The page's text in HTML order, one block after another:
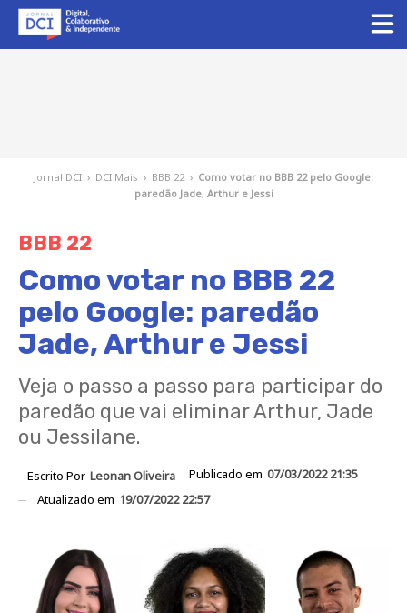
Jornal DCI › DCI Mais › BBB 22 › Como votar no BBB 22 pelo Google:
paredão Jade, Arthur e Jessi
BBB 22
Como votar no BBB 22
pelo Google: paredão
Jade, Arthur e Jessi
Veja o passo a passo para participar do
paredão que vai eliminar Arthur, Jade
ou Jessilane.
Escrito Por Leonan Oliveira Publicado em 07/03/2022 21:35
Atualizado em 19/07/2022 22:57